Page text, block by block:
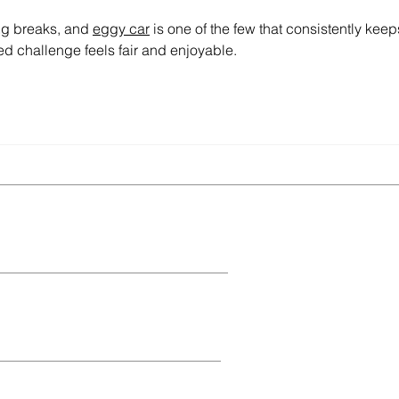
breaks, and eggy car is one of the few that consistently
challenge feels fair and enjoyable.